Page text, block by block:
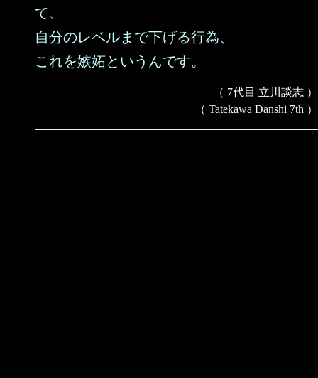
て、
自分のレベルまで下げる行為、
これを嫉妬というんです。
（ 7代目 立川談志 ）
（ Tatekawa Danshi 7th ）